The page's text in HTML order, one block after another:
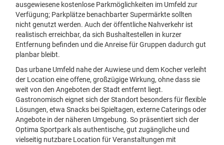
ausgewiesene kostenlose Parkmöglichkeiten im Umfeld zur
Verfügung; Parkplätze benachbarter Supermärkte sollten
nicht genutzt werden. Auch der öffentliche Nahverkehr ist
realistisch erreichbar, da sich Bushaltestellen in kurzer
Entfernung befinden und die Anreise für Gruppen dadurch gut
planbar bleibt.
Das urbane Umfeld nahe der Auwiese und dem Kocher verleiht
der Location eine offene, großzügige Wirkung, ohne dass sie
weit von den Angeboten der Stadt entfernt liegt.
Gastronomisch eignet sich der Standort besonders für flexible
Lösungen, etwa Snacks bei Spieltagen, externe Caterings oder
Angebote in der näheren Umgebung. So präsentiert sich der
Optima Sportpark als authentische, gut zugängliche und
vielseitig nutzbare Location für Veranstaltungen mit